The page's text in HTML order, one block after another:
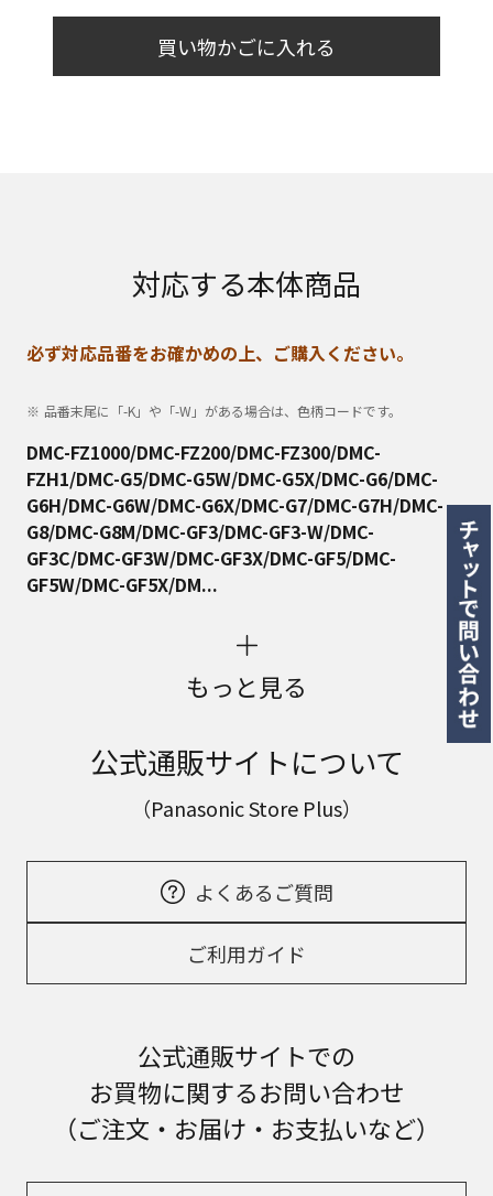
買い物かごに入れる
対応する本体商品
必ず対応品番をお確かめの上、ご購入ください。
品番末尾に「-K」や「-W」がある場合は、色柄コードです。
DMC-FZ1000/DMC-FZ200/DMC-FZ300/DMC-
FZH1/DMC-G5/DMC-G5W/DMC-G5X/DMC-G6/DMC-
G6H/DMC-G6W/DMC-G6X/DMC-G7/DMC-G7H/DMC-
G8/DMC-G8M/DMC-GF3/DMC-GF3-W/DMC-
GF3C/DMC-GF3W/DMC-GF3X/DMC-GF5/DMC-
GF5W/DMC-GF5X/DM...
もっと見る
公式通販サイトについて
（Panasonic Store Plus）
よくあるご質問
ご利用ガイド
公式通販サイトでの
お買物に関するお問い合わせ
（ご注文・お届け・お支払いなど）